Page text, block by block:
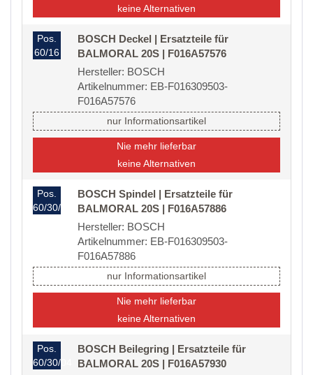
keine Alternativen
Pos.
60/16
BOSCH Deckel | Ersatzteile für
BALMORAL 20S | F016A57576
Hersteller: BOSCH
Artikelnummer: EB-F016309503-
F016A57576
nur Informationsartikel
Nie mehr lieferbar
keine Alternativen
Pos.
60/30/02
BOSCH Spindel | Ersatzteile für
BALMORAL 20S | F016A57886
Hersteller: BOSCH
Artikelnummer: EB-F016309503-
F016A57886
nur Informationsartikel
Nie mehr lieferbar
keine Alternativen
Pos.
60/30/04
BOSCH Beilegring | Ersatzteile für
BALMORAL 20S | F016A57930